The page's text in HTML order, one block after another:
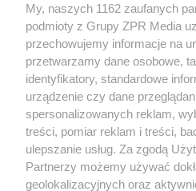
Żaden utwór zamieszczony w serwisie
rozpowszechniany lub dalej
tym także elektroniczny lub
eksploatacji w jakiejkolwiek formie,
bez pisemnej zgody właściciela praw.
wykorzystanie utworów w całości lub w
bez właściwej zgody, jest zabronione
prawnie.
My, naszych 1162 zaufanych
podmioty z Grupy ZPR Media
przechowujemy informacje na
przetwarzamy dane osobowe,
identyfikatory, standardowe
urządzenie czy dane
spersonalizowanych reklam,
treści, pomiar reklam i treści,
ulepszanie usług. Za zgodą
Partnerzy możemy używać
geolokalizacyjnych oraz